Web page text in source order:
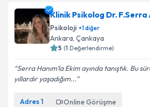
Klinik Psikolog Dr. F.Serra
Psikoloji +1diğer
Ankara, Çankaya
5 (1 Değerlendirme)
Serra Hanım'la Ekim ayında tanıştık. Bu
yıllardır yaşadığım...
Adres 1 Online Görüşme